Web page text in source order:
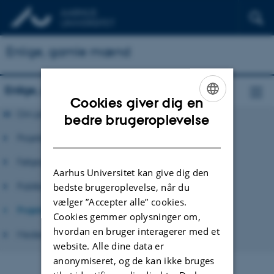
Enlige, gamle mænd
Enlige, gamle mænd
Om projektet
Publikationer
Projektlog
Medieomtale
ENGLISH
Cookies giver dig en
bedre brugeroplevelse
Aarhus Universitet kan give dig den
bedste brugeroplevelse, når du
vælger ”Accepter alle” cookies.
Cookies gemmer oplysninger om,
hvordan en bruger interagerer med et
website. Alle dine data er
anonymiseret, og de kan ikke bruges